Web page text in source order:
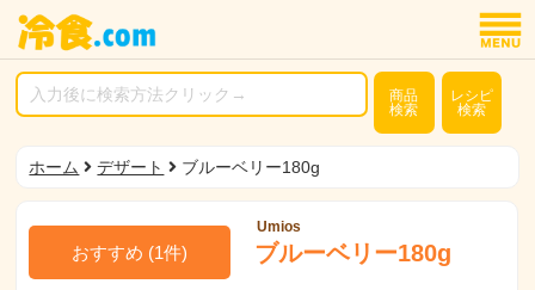
商品
検索
レシピ
検索
ホーム デザート ブルーベリー180g
おすすめ (1件)
Umios
ブルーベリー180g